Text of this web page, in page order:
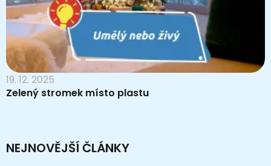
19. 12. 2025
Zelený stromek místo plastu
NEJNOVĚJŠÍ ČLÁNKY